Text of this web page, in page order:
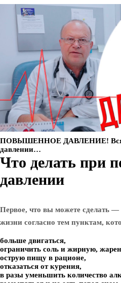
ПОВЫШЕННОЕ ДАВЛЕНИЕ! Вся
давлении…
Что делать при
давлении
Первое, что вы можете сделать —
жизни согласно тем пунктам,
больше двигаться,
ограничить соль и жирную,
острую пищу в рационе,
отказаться от курения,
в разы уменьшить количество